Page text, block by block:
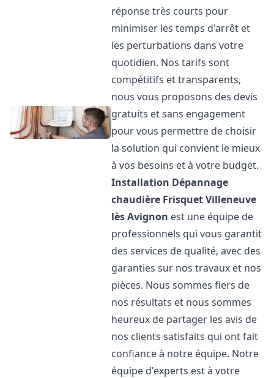
réponse très courts pour
minimiser les temps d'arrêt et
les perturbations dans votre
quotidien. Nos tarifs sont
compétitifs et transparents,
nous vous proposons des devis
gratuits et sans engagement
pour vous permettre de choisir
la solution qui convient le mieux
à vos besoins et à votre budget.
Installation Dépannage
chaudière FrisquetVilleneuve
lès Avignon est une équipe de
professionnels qui vous garantit
des services de qualité, avec des
garanties sur nos travaux et nos
pièces. Nous sommes fiers de
nos résultats et nous sommes
heureux de partager les avis de
nos clients satisfaits qui ont fait
confiance à notre équipe. Notre
équipe d'experts est à votre